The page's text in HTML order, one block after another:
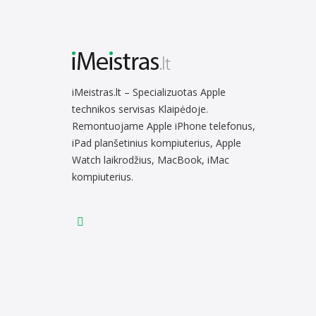
iMeistras.lt – Specializuotas Apple
technikos servisas Klaipėdoje.
Remontuojame Apple iPhone telefonus,
iPad planšetinius kompiuterius, Apple
Watch laikrodžius, MacBook, iMac
kompiuterius.